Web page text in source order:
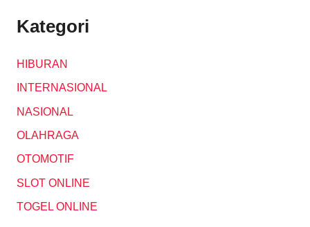
Kategori
HIBURAN
INTERNASIONAL
NASIONAL
OLAHRAGA
OTOMOTIF
SLOT ONLINE
TOGEL ONLINE